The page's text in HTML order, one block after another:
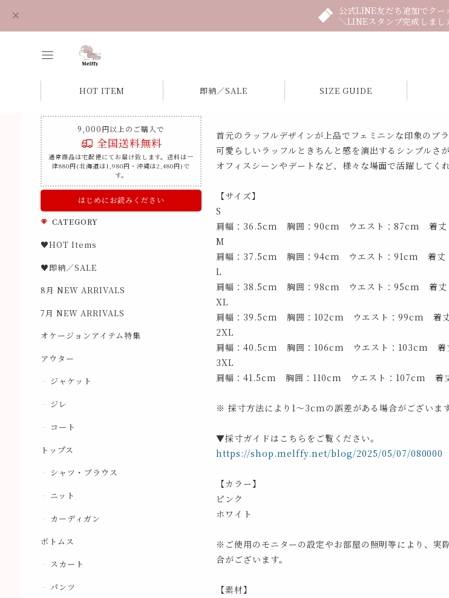
公式LINE友だち追加でク
＼LINEスタンプ完成しまし
HOT ITEM 即納／SALE SIZE GUIDE
9,000円以上のご購入で
全国送料無料
通常商品は宅配便にてお届け致します。送料は一
律880円(北海道は1,980円・沖縄は2,480円)で
す。
はじめにお読みください
CATEGORY
♥HOT Items
♥即納／SALE
8月 NEW ARRIVALS
7月 NEW ARRIVALS
オケージョンアイテム特集
アウター
ジャケット
ジレ
コート
トップス
シャツ・ブラウス
ニット
カーディガン
ボトムス
スカート
パンツ
首元のラッフルデザインが上品でフェミニンな印象のブラ
可愛らしいラッフルときちんと感を演出するシンプルさ
オフィスシーンやデートなど、様々な場面で活躍してくれ
【サイズ】
S
肩幅：36.5cm 胸囲：90cm ウエスト：87cm 着丈
M
肩幅：37.5cm 胸囲：94cm ウエスト：91cm 着丈
L
肩幅：38.5cm 胸囲：98cm ウエスト：95cm 着丈
XL
肩幅：39.5cm 胸囲：102cm ウエスト：99cm 着
2XL
肩幅：40.5cm 胸囲：106cm ウエスト：103cm 着
3XL
肩幅：41.5cm 胸囲：110cm ウエスト：107cm 着
※ 採寸方法により1～3cmの誤差がある場合がございます
▼採寸ガイドはこちらをご覧ください。
https://shop.melffy.net/blog/2025/05/07/080000
【カラー】
ピンク
ホワイト
※ご使用のモニターの設定やお部屋の照明等により、実
合がございます。
【素材】